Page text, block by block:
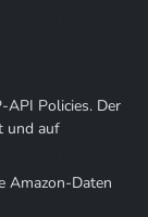
API Policies. Der
und auf
Amazon-Daten